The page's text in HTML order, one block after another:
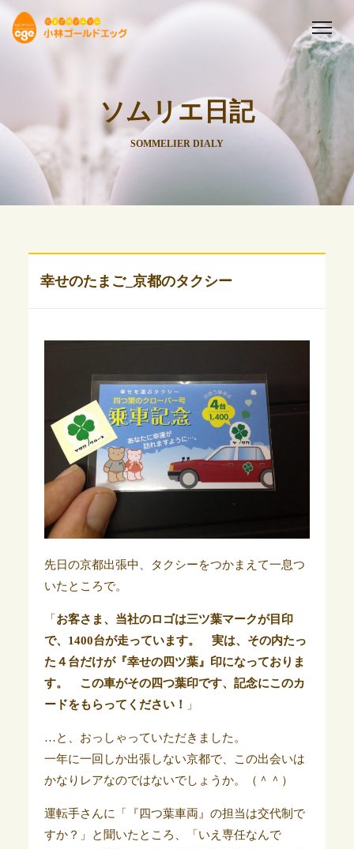
ソムリエ日記
SOMMELIER DIALY
幸せのたまご_京都のタクシー
先日の京都出張中、タクシーをつかまえて一息つ
いたところで。
「 お客さま、当社のロゴは三ツ葉マークが目印
で、1400台が走っています。 実は、その内たっ
た４台だけが『幸せの四ツ葉』印になっておりま
す。 この車がその四つ葉印です、記念にこのカ
ードをもらってください！
」
…と、おっしゃっていただきました。
一年に一回しか出張しない京都で、この出会いは
かなりレアなのではないでしょうか。（＾＾）
運転手さんに「『四つ葉車両』の担当は交代制で
すか？」と聞いたところ、「いえ専任なんで